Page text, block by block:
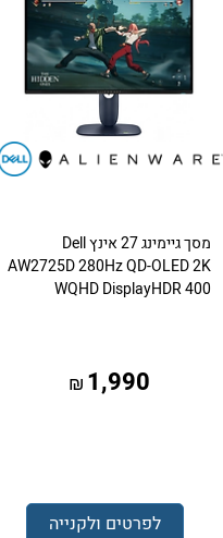
מסך גיימינג 27 אינץ Dell
AW2725D 280Hz QD-OLED 2K
WQHD DisplayHDR 400
1,990
₪
לפרטים ולקנייה